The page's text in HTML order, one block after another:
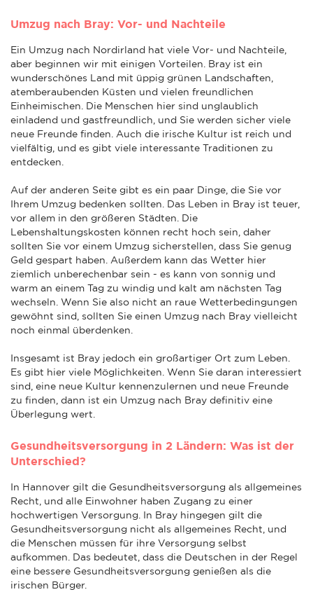
Umzug nach Bray: Vor- und Nachteile
Ein Umzug nach Nordirland hat viele Vor- und Nachteile,
aber beginnen wir mit einigen Vorteilen. Bray ist ein
wunderschönes Land mit üppig grünen Landschaften,
atemberaubenden Küsten und vielen freundlichen
Einheimischen. Die Menschen hier sind unglaublich
einladend und gastfreundlich, und Sie werden sicher viele
neue Freunde finden. Auch die irische Kultur ist reich und
vielfältig, und es gibt viele interessante Traditionen zu
entdecken.
Auf der anderen Seite gibt es ein paar Dinge, die Sie vor
Ihrem Umzug bedenken sollten. Das Leben in Bray ist teuer,
vor allem in den größeren Städten. Die
Lebenshaltungskosten können recht hoch sein, daher
sollten Sie vor einem Umzug sicherstellen, dass Sie genug
Geld gespart haben. Außerdem kann das Wetter hier
ziemlich unberechenbar sein - es kann von sonnig und
warm an einem Tag zu windig und kalt am nächsten Tag
wechseln. Wenn Sie also nicht an raue Wetterbedingungen
gewöhnt sind, sollten Sie einen Umzug nach Bray vielleicht
noch einmal überdenken.
Insgesamt ist Bray jedoch ein großartiger Ort zum Leben.
Es gibt hier viele Möglichkeiten. Wenn Sie daran interessiert
sind, eine neue Kultur kennenzulernen und neue Freunde
zu finden, dann ist ein Umzug nach Bray definitiv eine
Überlegung wert.
Gesundheitsversorgung in 2 Ländern: Was ist der
Unterschied?
In Hannover gilt die Gesundheitsversorgung als allgemeines
Recht, und alle Einwohner haben Zugang zu einer
hochwertigen Versorgung. In Bray hingegen gilt die
Gesundheitsversorgung nicht als allgemeines Recht, und
die Menschen müssen für ihre Versorgung selbst
aufkommen. Das bedeutet, dass die Deutschen in der Regel
eine bessere Gesundheitsversorgung genießen als die
irischen Bürger.